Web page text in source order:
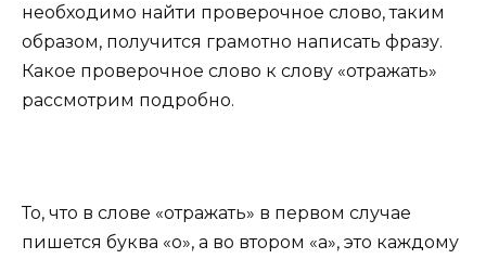
необходимо найти проверочное слово, таким
образом, получится грамотно написать фразу.
Какое проверочное слово к слову «отражать»
рассмотрим подробно.
То, что в слове «отражать» в первом случае
пишется буква «о», а во втором «а», это каждому